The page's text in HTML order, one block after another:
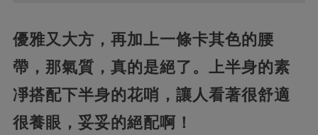
優雅又大方，再加上一條卡其色的腰
帶，那氣質，真的是絕了。上半身的素
凈搭配下半身的花哨，讓人看著很舒適
很養眼，妥妥的絕配啊！